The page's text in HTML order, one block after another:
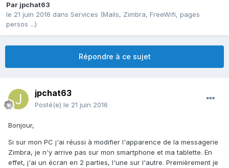
Par jpchat63
le 21 juin 2016 dans Services (Mails, Zimbra, FreeWifi, pages
persos ...)
Répondre à ce sujet
jpchat63
Posté(e) le 21 juin 2016
Bonjour,
Si sur mon PC j'ai réussi à modifier l'apparence de la messagerie
Zimbra, je n'y arrive pas sur mon smartphone et ma tablette. En
effet, j'ai un écran en 2 parties, l'une sur l'autre. Premièrement je